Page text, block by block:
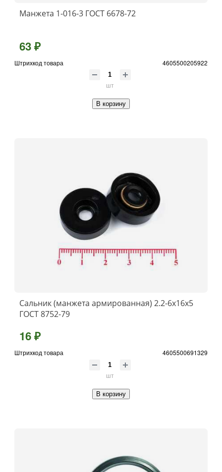
Манжета 1-016-3 ГОСТ 6678-72
63 ₽
Штрихкод товара 4605500205922
шт
В корзину
Сальник (манжета армированная) 2.2-6х16х5
ГОСТ 8752-79
16 ₽
Штрихкод товара 4605500691329
шт
В корзину